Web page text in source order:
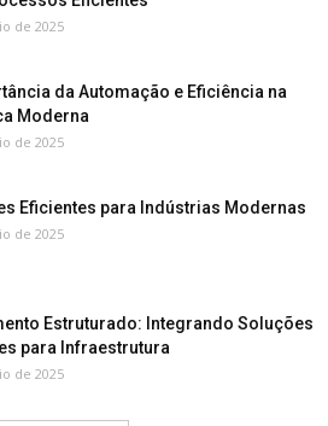
de 2025
da Automação e Eficiência na
Moderna
de 2025
Eficientes para Indústrias Modernas
de 2025
Estruturado: Integrando Soluções
para Infraestrutura
de 2025